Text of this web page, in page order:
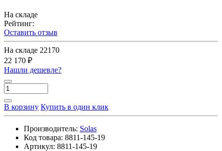
На складе
Рейтинг:
Оставить отзыв
На складе 22170
22 170 ₽
Нашли дешевле?
В корзину Купить в один клик
Производитель: Solas
Код товара: 8811-145-19
Артикул: 8811-145-19